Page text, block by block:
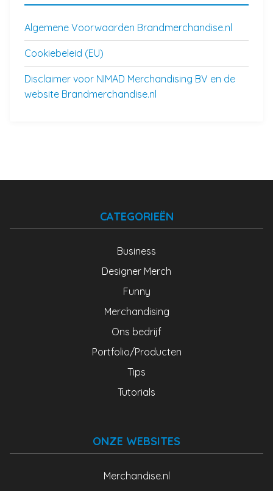
Algemene Voorwaarden Brandmerchandise.nl
Cookiebeleid (EU)
Disclaimer voor NIMAD Merchandising BV en de
website Brandmerchandise.nl
CATEGORIEËN
Business
Designer Merch
Funny
Merchandising
Ons bedrijf
Portfolio/Producten
Tips
Tutorials
ONZE WEBSITES
Merchandise.nl